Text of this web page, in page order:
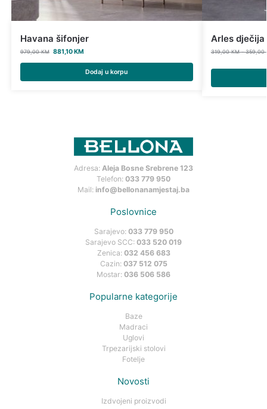
Havana šifonjer
979,00KM 881,10KM
Dodaj u korpu
Arles dječija
319,00KM – 359,00
Adresa: Aleja Bosne Srebrene 123
Telefon: 033 779 950
Mail: info@bellonanamjestaj.ba
Poslovnice
Sarajevo: 033 779 950
Sarajevo SCC: 033 520 019
Zenica: 032 456 683
Cazin: 037 512 075
Mostar: 036 506 586
Popularne kategorije
Baze
Madraci
Uglovi
Trpezarijski stolovi
Fotelje
Novosti
Izdvojeni proizvodi